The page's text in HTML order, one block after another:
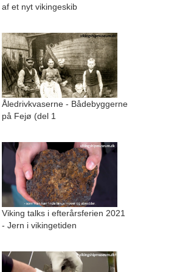
af et nyt vikingeskib
Åledrivkvaserne - Bådebyggerne
på Fejø (del 1
Viking talks i efterårsferien 2021
- Jern i vikingetiden